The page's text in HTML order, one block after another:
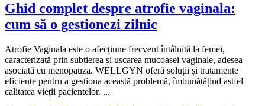
Ghid complet despre atrofie vaginala:
cum să o gestionezi zilnic
Atrofie Vaginala este o afecțiune frecvent întâlnită la femei,
caracterizată prin subțierea și uscarea mucoasei vaginale, adesea
asociată cu menopauza. WELLGYN oferă soluții și tratamente
eficiente pentru a gestiona această problemă, îmbunătățind astfel
calitatea vieții pacientelor. ...